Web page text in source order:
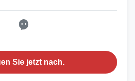
Sie jetzt nach.